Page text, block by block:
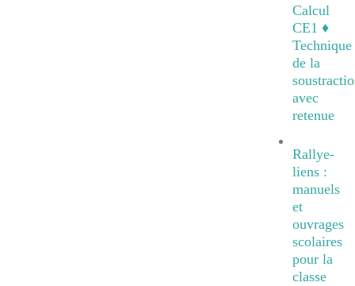
Calcul
CE1 ♦
Technique
de la
avec
retenue
Rallye-
liens :
manuels
et
ouvrages
scolaires
pour la
classe